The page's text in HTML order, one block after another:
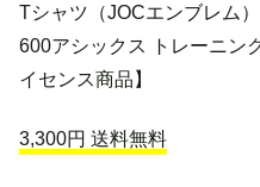
Tシャツ（JOCエンブレム
600アシックス トレーニン
イセンス商品】
3,300円 送料無料